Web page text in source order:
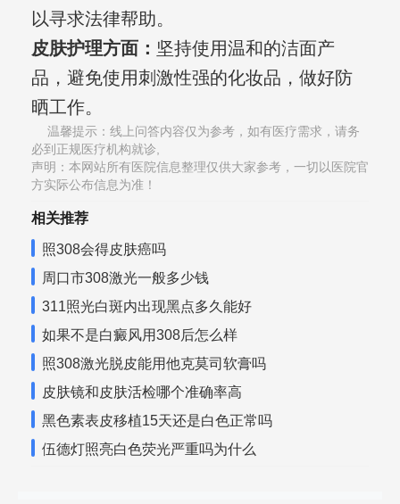
以寻求法律帮助。
皮肤护理方面： 坚持使用温和的洁面产
品，避免使用刺激性强的化妆品，做好防
晒工作。
温馨提示：线上问答内容仅为参考，如有医疗需求，请务
必到正规医疗机构就诊,
声明：本网站所有医院信息整理仅供大家参考，一切以医院官
方实际公布信息为准！
相关推荐
照308会得皮肤癌吗
周口市308激光一般多少钱
311照光白斑内出现黑点多久能好
如果不是白癜风用308后怎么样
照308激光脱皮能用他克莫司软膏吗
皮肤镜和皮肤活检哪个准确率高
黑色素表皮移植15天还是白色正常吗
伍德灯照亮白色荧光严重吗为什么